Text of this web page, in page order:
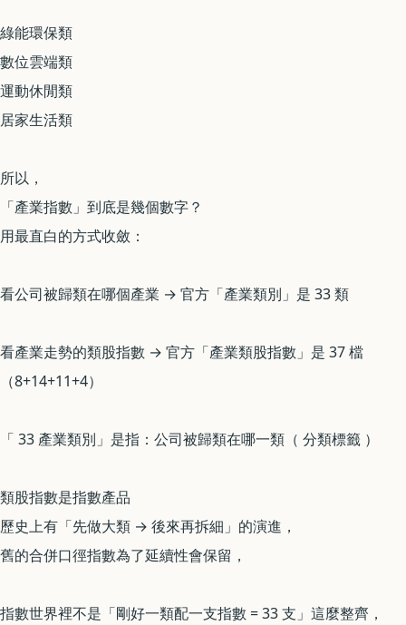
綠能環保類
數位雲端類
運動休閒類
居家生活類
所以，
「產業指數」到底是幾個數字？
用最直白的方式收斂：
看公司被歸類在哪個產業 → 官方「產業類別」是 33 類
看產業走勢的類股指數 → 官方「產業類股指數」是 37 檔
（8+14+11+4）
「 33 產業類別」是指：公司被歸類在哪一類（ 分類標籤 ）
類股指數是指數產品
歷史上有「先做大類 → 後來再拆細」的演進，
舊的合併口徑指數為了延續性會保留，
指數世界裡不是「剛好一類配一支指數 = 33 支」這麼整齊，